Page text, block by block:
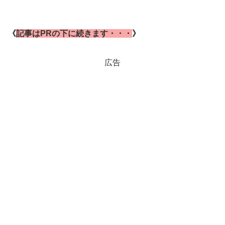
《記事はPRの下に続きます・・・ 》
広告